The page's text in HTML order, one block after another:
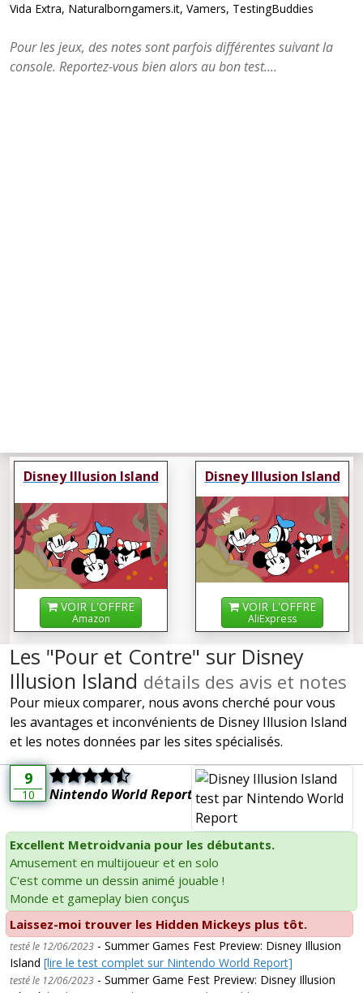
Vida Extra, Naturalborngamers.it, Vamers, TestingBuddies
Pour les jeux, des notes sont parfois différentes suivant la
console. Reportez-vous bien alors au bon test....
Disney Illusion Island
VOIR L'OFFRE
Amazon
Disney Illusion Island
VOIR L'OFFRE
AliExpress
Les "Pour et Contre" sur Disney
Illusion Island détails des avis et notes
Pour mieux comparer, nous avons cherché pour vous
les avantages et inconvénients de Disney Illusion Island
et les notes données par les sites spécialisés.
9
10 Nintendo World Report
Excellent Metroidvania pour les débutants.
Amusement en multijoueur et en solo
C'est comme un dessin animé jouable !
Monde et gameplay bien conçus
Laissez-moi trouver les Hidden Mickeys plus tôt.
testé le 12/06/2023 - Summer Games Fest Preview: Disney Illusion
Island [lire le test complet sur Nintendo World Report]
testé le 12/06/2023 - Summer Game Fest Preview: Disney Illusion